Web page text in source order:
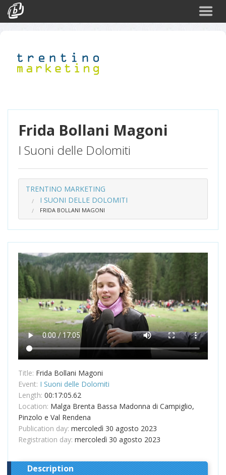
Eventi
Frida Bollani Magoni
I Suoni delle Dolomiti
TRENTINO MARKETING
I SUONI DELLE DOLOMITI
FRIDA BOLLANI MAGONI
Title: Frida Bollani Magoni
Event: I Suoni delle Dolomiti
Length: 00:17:05.62
Location: Malga Brenta Bassa Madonna di Campiglio,
Pinzolo e Val Rendena
Publication day: mercoledì 30 agosto 2023
Registration day: mercoledì 30 agosto 2023
Description